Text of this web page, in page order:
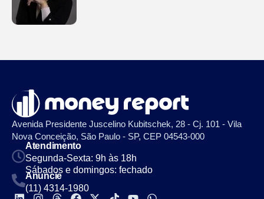
Avenida Presidente Juscelino Kubitschek, 28 - Cj. 101 - Vila
Nova Conceição, São Paulo - SP, CEP 04543-000
Atendimento
Segunda-Sexta: 9h às 18h
Sábados e domingos: fechado
Anuncie
(11) 4314-1980